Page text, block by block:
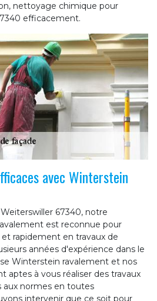
nettoyage chimique pour
efficacement.
avec Winterstein
67340, notre
est reconnue pour
rapidement en travaux de
années d'expérience dans le
Winterstein ravalement et nos
aptes à vous réaliser des travaux
normes en toutes